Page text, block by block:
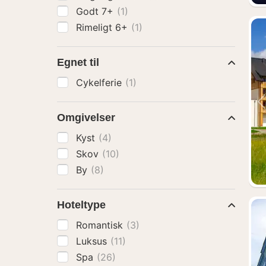
Godt 7+ (1)
Rimeligt 6+ (1)
Egnet til
Cykelferie (1)
Omgivelser
Kyst (4)
Skov (10)
By (8)
Hoteltype
Romantisk (3)
Luksus (11)
Spa (26)